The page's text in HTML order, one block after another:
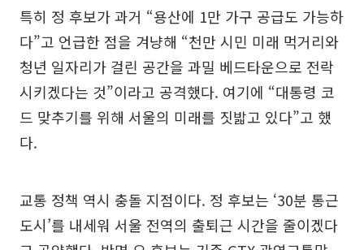
특히 정 후보가 과거 “용산에 1만 가구 공급도 가능하
다”고 언급한 점을 겨냥해 “천만 시민 미래 먹거리와
청년 일자리가 걸린 공간을 과밀 베드타운으로 전락
시키겠다는 것”이라고 공격했다. 여기에 “대통령 코
드 맞추기를 위해 서울의 미래를 짓밟고 있다”고 했
다.
교통 정책 역시 충돌 지점이다. 정 후보는 ‘30분 통근
도시’를 내세워 서울 전역의 출퇴근 시간을 줄이겠다